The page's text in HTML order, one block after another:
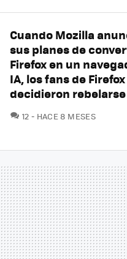
Cuando Mozilla
sus planes de
Firefox en un
IA, los fans de Firefox
decidieron rebelarse
12 COMENTARIOS
HACE 8 MESES